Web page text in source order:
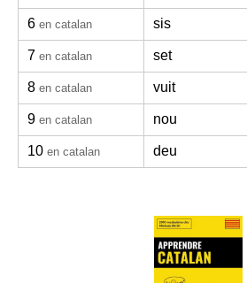
6 en catalan sis
7 en catalan set
8 en catalan vuit
9 en catalan nou
10 en catalan deu